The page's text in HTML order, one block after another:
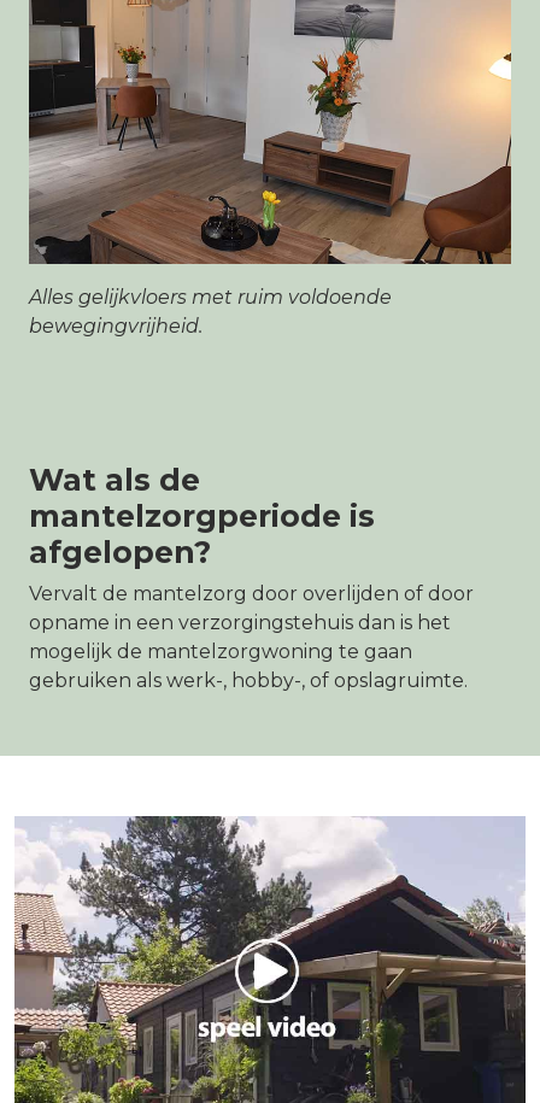
Alles gelijkvloers met ruim voldoende
bewegingvrijheid.
Wat als de
mantelzorgperiode is
afgelopen?
Vervalt de mantelzorg door overlijden of door
opname in een verzorgingstehuis dan is het
mogelijk de mantelzorgwoning te gaan
gebruiken als werk-, hobby-, of opslagruimte.